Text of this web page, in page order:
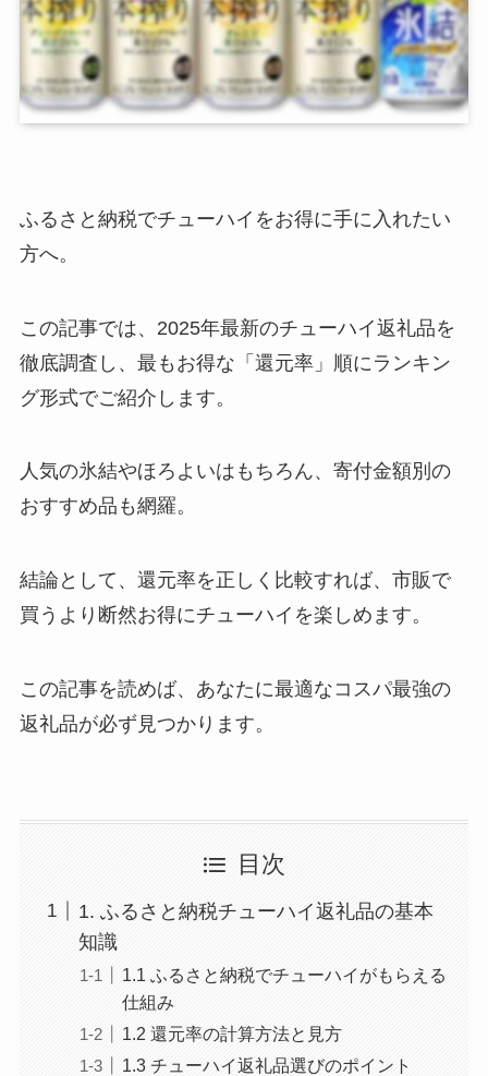
ふるさと納税でチューハイをお得に手に入れたい
方へ。
この記事では、2025年最新のチューハイ返礼品を
徹底調査し、最もお得な「還元率」順にランキン
グ形式でご紹介します。
人気の氷結やほろよいはもちろん、寄付金額別の
おすすめ品も網羅。
結論として、還元率を正しく比較すれば、市販で
買うより断然お得にチューハイを楽しめます。
この記事を読めば、あなたに最適なコスパ最強の
返礼品が必ず見つかります。
目次
1. ふるさと納税チューハイ返礼品の基本
知識
1.1 ふるさと納税でチューハイがもらえる
仕組み
1.2 還元率の計算方法と見方
1.3 チューハイ返礼品選びのポイント